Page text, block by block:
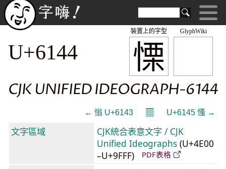
GlyphWiki
慄
裝置上的字型
U+6144
CJK UNIFIED IDEOGRAPH-6144
← 慃 U+6143 𝄜 U+6145 慅 →
文字區域
CJK統合表意文字 / CJK
Unified Ideographs (U+4E00
–U+9FFF)
PDF表格